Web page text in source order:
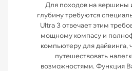
Для походов на вершины
глубину требуются
Ultra 3 отвечает этим
мощному компасу и
компьютеру для дайвинга,
путешествовать
возможностями. Функция